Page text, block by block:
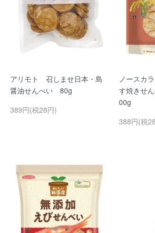
アリモト 召しませ日本・島
醤油せんべい 80g
389円(税28円)
ノースカ
す焼きせ
00g
388円(税